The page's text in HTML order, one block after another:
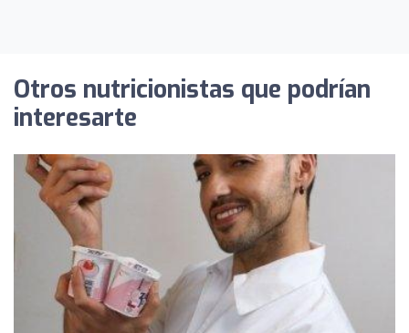
Otros nutricionistas que podrían
interesarte